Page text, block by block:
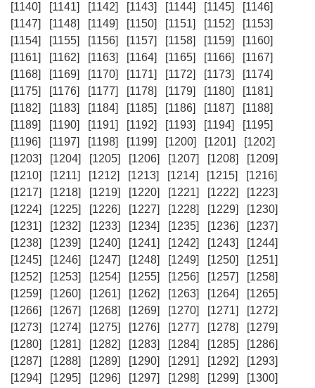
[1140]
[1141] [1142] [1143] [1144] [1145]
[1146]
[1147]
[1148] [1149] [1150] [1151] [1152]
[1153]
[1154]
[1155] [1156] [1157] [1158] [1159]
[1160]
[1161]
[1162] [1163] [1164] [1165] [1166]
[1167]
[1168]
[1169] [1170] [1171] [1172] [1173]
[1174]
[1175]
[1176] [1177] [1178] [1179] [1180]
[1181]
[1182]
[1183] [1184] [1185] [1186] [1187]
[1188]
[1189]
[1190] [1191] [1192] [1193] [1194]
[1195]
[1196]
[1197] [1198] [1199] [1200] [1201]
[1202]
[1203]
[1204] [1205] [1206] [1207] [1208]
[1209]
[1210]
[1211] [1212] [1213] [1214] [1215]
[1216]
[1217]
[1218] [1219] [1220] [1221] [1222]
[1223]
[1224]
[1225] [1226] [1227] [1228] [1229]
[1230]
[1231]
[1232] [1233] [1234] [1235] [1236]
[1237]
[1238]
[1239] [1240] [1241] [1242] [1243]
[1244]
[1245]
[1246] [1247] [1248] [1249] [1250]
[1251]
[1252]
[1253] [1254] [1255] [1256] [1257]
[1258]
[1259]
[1260] [1261] [1262] [1263] [1264]
[1265]
[1266]
[1267] [1268] [1269] [1270] [1271]
[1272]
[1273]
[1274] [1275] [1276] [1277] [1278]
[1279]
[1280]
[1281] [1282] [1283] [1284] [1285]
[1286]
[1287]
[1288] [1289] [1290] [1291] [1292]
[1293]
[1294]
[1295] [1296] [1297] [1298] [1299]
[1300]